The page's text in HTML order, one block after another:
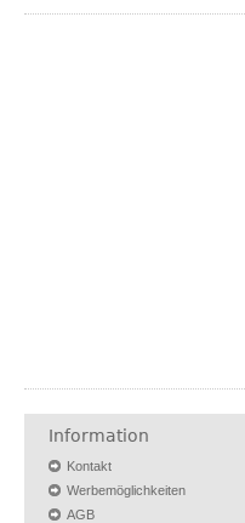
Information
Kontakt
Werbemöglichkeiten
AGB